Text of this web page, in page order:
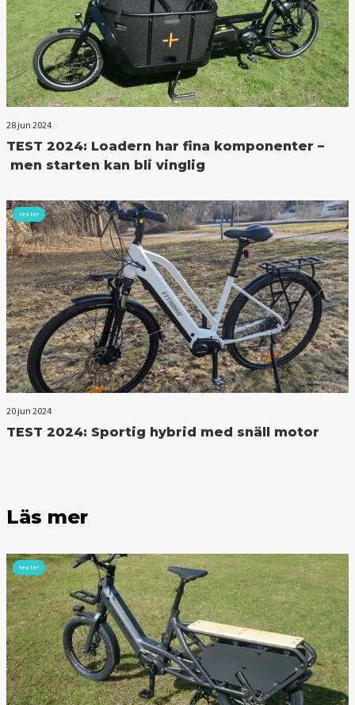
28 jun 2024
TEST 2024: Loadern har fina komponenter –
men starten kan bli vinglig
tester
20 jun 2024
TEST 2024: Sportig hybrid med snäll motor
Läs mer
tester